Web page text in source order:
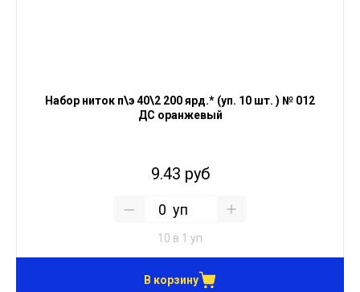
Набор ниток п\э 40\2 200 ярд.* (уп. 10 шт. ) № 012
ДС оранжевый
9.43 руб
уп
10 в 1 уп
В корзину